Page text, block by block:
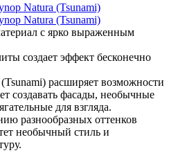
Natura (Tsunami)
Natura (Tsunami)
с ярко выраженным
создает эффект бесконечно
расширяет возможности
создавать фасады, необычные
для взгляда.
разнообразных оттенков
необычный стиль и